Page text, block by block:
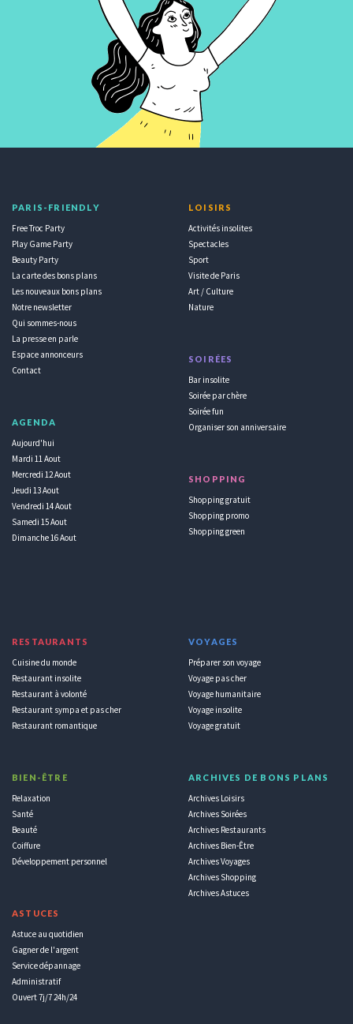
PARIS-FRIENDLY
Free Troc Party
Play Game Party
Beauty Party
La carte des bons plans
Les nouveaux bons plans
Notre newsletter
Qui sommes-nous
La presse en parle
Espace annonceurs
Contact
AGENDA
Aujourd'hui
Mardi 11 Aout
Mercredi 12 Aout
Jeudi 13 Aout
Vendredi 14 Aout
Samedi 15 Aout
Dimanche 16 Aout
LOISIRS
Activités insolites
Spectacles
Sport
Visite de Paris
Art / Culture
Nature
SOIRÉES
Bar insolite
Soirée par chère
Soirée fun
Organiser son anniversaire
SHOPPING
Shopping gratuit
Shopping promo
Shopping green
RESTAURANTS
Cuisine du monde
Restaurant insolite
Restaurant à volonté
Restaurant sympa et pas cher
Restaurant romantique
BIEN-ÊTRE
Relaxation
Santé
Beauté
Coiffure
Développement personnel
ASTUCES
Astuce au quotidien
Gagner de l'argent
Service dépannage
Administratif
Ouvert 7j/7 24h/24
VOYAGES
Préparer son voyage
Voyage pas cher
Voyage humanitaire
Voyage insolite
Voyage gratuit
ARCHIVES DE BONS PLANS
Archives Loisirs
Archives Soirées
Archives Restaurants
Archives Bien-Être
Archives Voyages
Archives Shopping
Archives Astuces